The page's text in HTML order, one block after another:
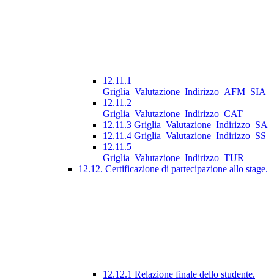
12.11.1
Griglia_Valutazione_Indirizzo_AFM_SIA
12.11.2
Griglia_Valutazione_Indirizzo_CAT
12.11.3 Griglia_Valutazione_Indirizzo_SA
12.11.4 Griglia_Valutazione_Indirizzo_SS
12.11.5
Griglia_Valutazione_Indirizzo_TUR
12.12. Certificazione di partecipazione allo stage.
12.12.1 Relazione finale dello studente.